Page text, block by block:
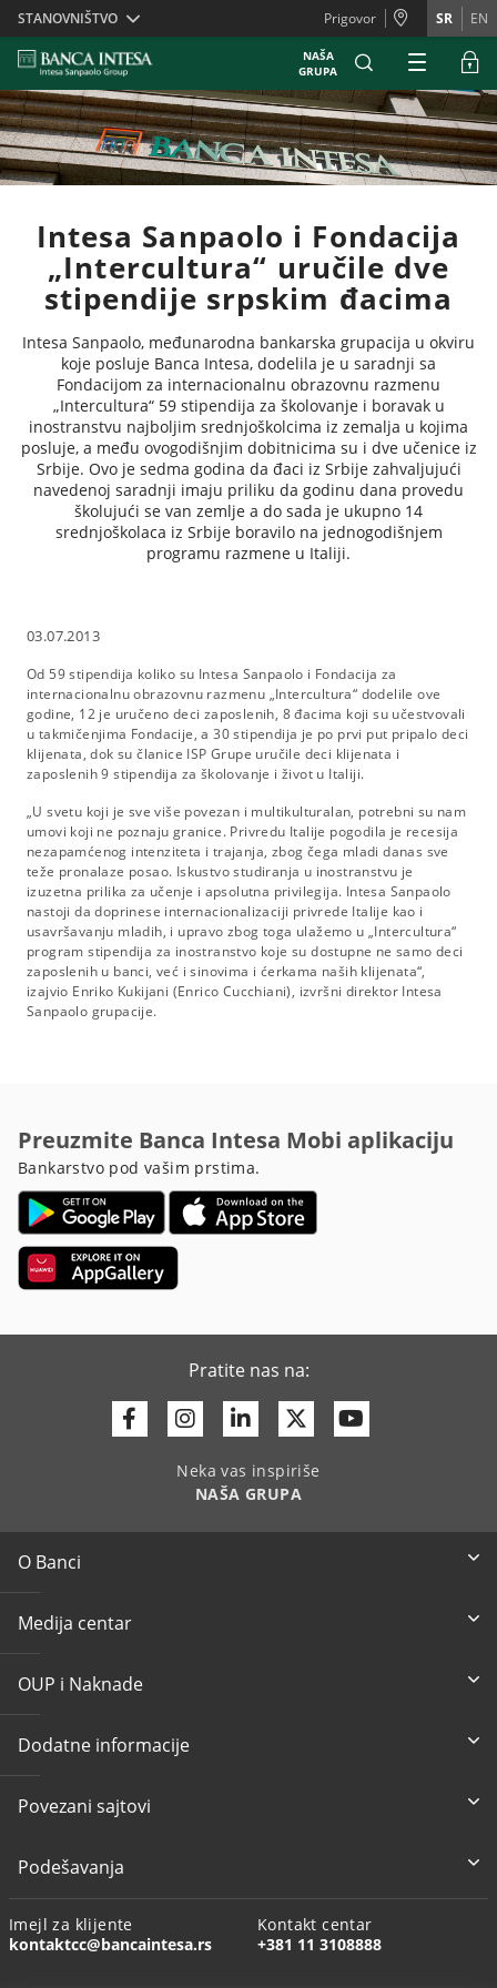
Skiplinks
STANOVNIŠTVO Prigovor SR EN
NAŠA
GRUPA
Intesa Sanpaolo i Fondacija
„Intercultura“ uručile dve
stipendije srpskim đacima
Intesa Sanpaolo, međunarodna bankarska grupacija u okviru
koje posluje Banca Intesa, dodelila je u saradnji sa
Fondacijom za internacionalnu obrazovnu razmenu
„Intercultura“ 59 stipendija za školovanje i boravak u
inostranstvu najboljim srednjoškolcima iz zemalja u kojima
posluje, a među ovogodišnjim dobitnicima su i dve učenice iz
Srbije. Ovo je sedma godina da đaci iz Srbije zahvaljujući
navedenoj saradnji imaju priliku da godinu dana provedu
školujući se van zemlje a do sada je ukupno 14
srednjoškolaca iz Srbije boravilo na jednogodišnjem
programu razmene u Italiji.
03.07.2013
Od 59 stipendija koliko su Intesa Sanpaolo i Fondacija za
internacionalnu obrazovnu razmenu „Intercultura“ dodelile ove
godine, 12 je uručeno deci zaposlenih, 8 đacima koji su učestvovali
u takmičenjima Fondacije, a 30 stipendija je po prvi put pripalo deci
klijenata, dok su članice ISP Grupe uručile deci klijenata i
zaposlenih 9 stipendija za školovanje i život u Italiji.
„U svetu koji je sve više povezan i multikulturalan, potrebni su nam
umovi koji ne poznaju granice. Privredu Italije pogodila je recesija
nezapamćenog intenziteta i trajanja, zbog čega mladi danas sve
teže pronalaze posao. Iskustvo studiranja u inostranstvu je
izuzetna prilika za učenje i apsolutna privilegija. Intesa Sanpaolo
nastoji da doprinese internacionalizaciji privrede Italije kao i
usavršavanju mladih, i upravo zbog toga ulažemo u „Intercultura“
program stipendija za inostranstvo koje su dostupne ne samo deci
zaposlenih u banci, već i sinovima i ćerkama naših klijenata“,
izajvio Enriko Kukijani (Enrico Cucchiani), izvršni direktor Intesa
Sanpaolo grupacije.
Preuzmite Banca Intesa Mobi aplikaciju
Bankarstvo pod vašim prstima.
Pratite nas na:
FacebookInstagram
LinkedinTwitter
Neka vas inspiriše
NAŠA GRUPA
O Banci
Medija centar
OUP i Naknade
Dodatne informacije
Povezani sajtovi
Podešavanja
Imejl za klijente
kontaktcc@bancaintesa.rs
Kontakt centar
+381 11 3108888